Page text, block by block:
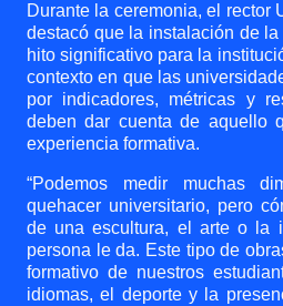
Durante la ceremonia, el rector
destacó que la instalación de
hito significativo para la
contexto en que las
por indicadores, métricas y
deben dar cuenta de aquello
experiencia formativa.
“Podemos medir muchas
quehacer universitario, pero
de una escultura, el arte o la
persona le da. Este tipo de
formativo de nuestros
idiomas, el deporte y la